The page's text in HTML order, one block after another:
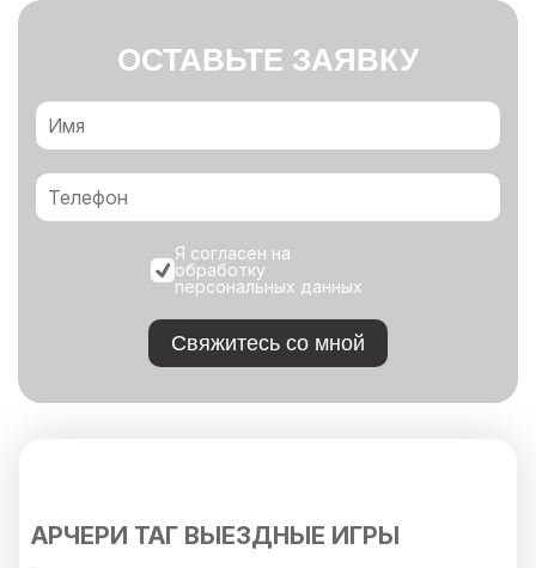
ОСТАВЬТЕ ЗАЯВКУ
Я согласен на
обработку
персональных данных
Свяжитесь со мной
АРЧЕРИ ТАГ ВЫЕЗДНЫЕ ИГРЫ